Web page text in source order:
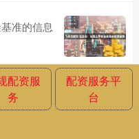
准的信息
配资服
务
配资服务平
台